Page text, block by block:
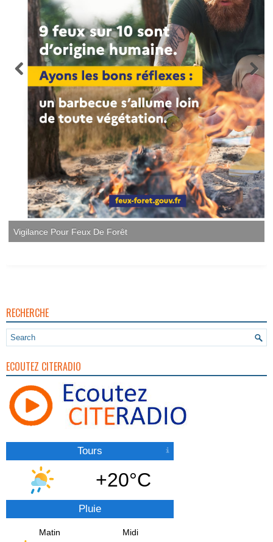
Vigilance Pour Feux De Forêt
RECHERCHE
ECOUTEZ CITERADIO
Tours
+20°C
Pluie
Matin Midi